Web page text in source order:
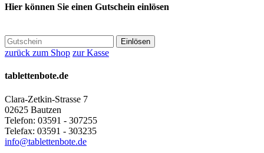
Hier können Sie einen Gutschein einlösen
Einlösen
zurück zum Shop zur Kasse
tablettenbote.de
Clara-Zetkin-Strasse 7
02625 Bautzen
Telefon: 03591 - 307255
Telefax: 03591 - 303235
info@tablettenbote.de